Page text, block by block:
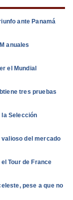
ante Panamá
anuales
el Mundial
tres pruebas
la Selección
del mercado
Tour de France
pese a que no